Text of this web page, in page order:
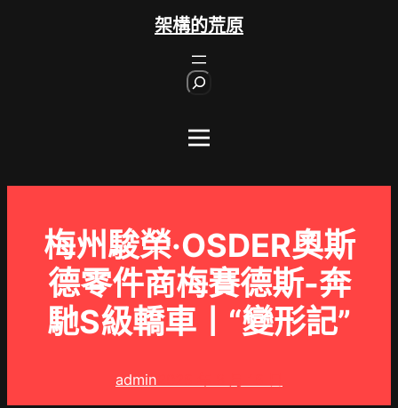
架構的荒原
梅州駿榮·OSDER奧斯
德零件商梅賽德斯-奔
馳S級轎車丨“變形記”
admin